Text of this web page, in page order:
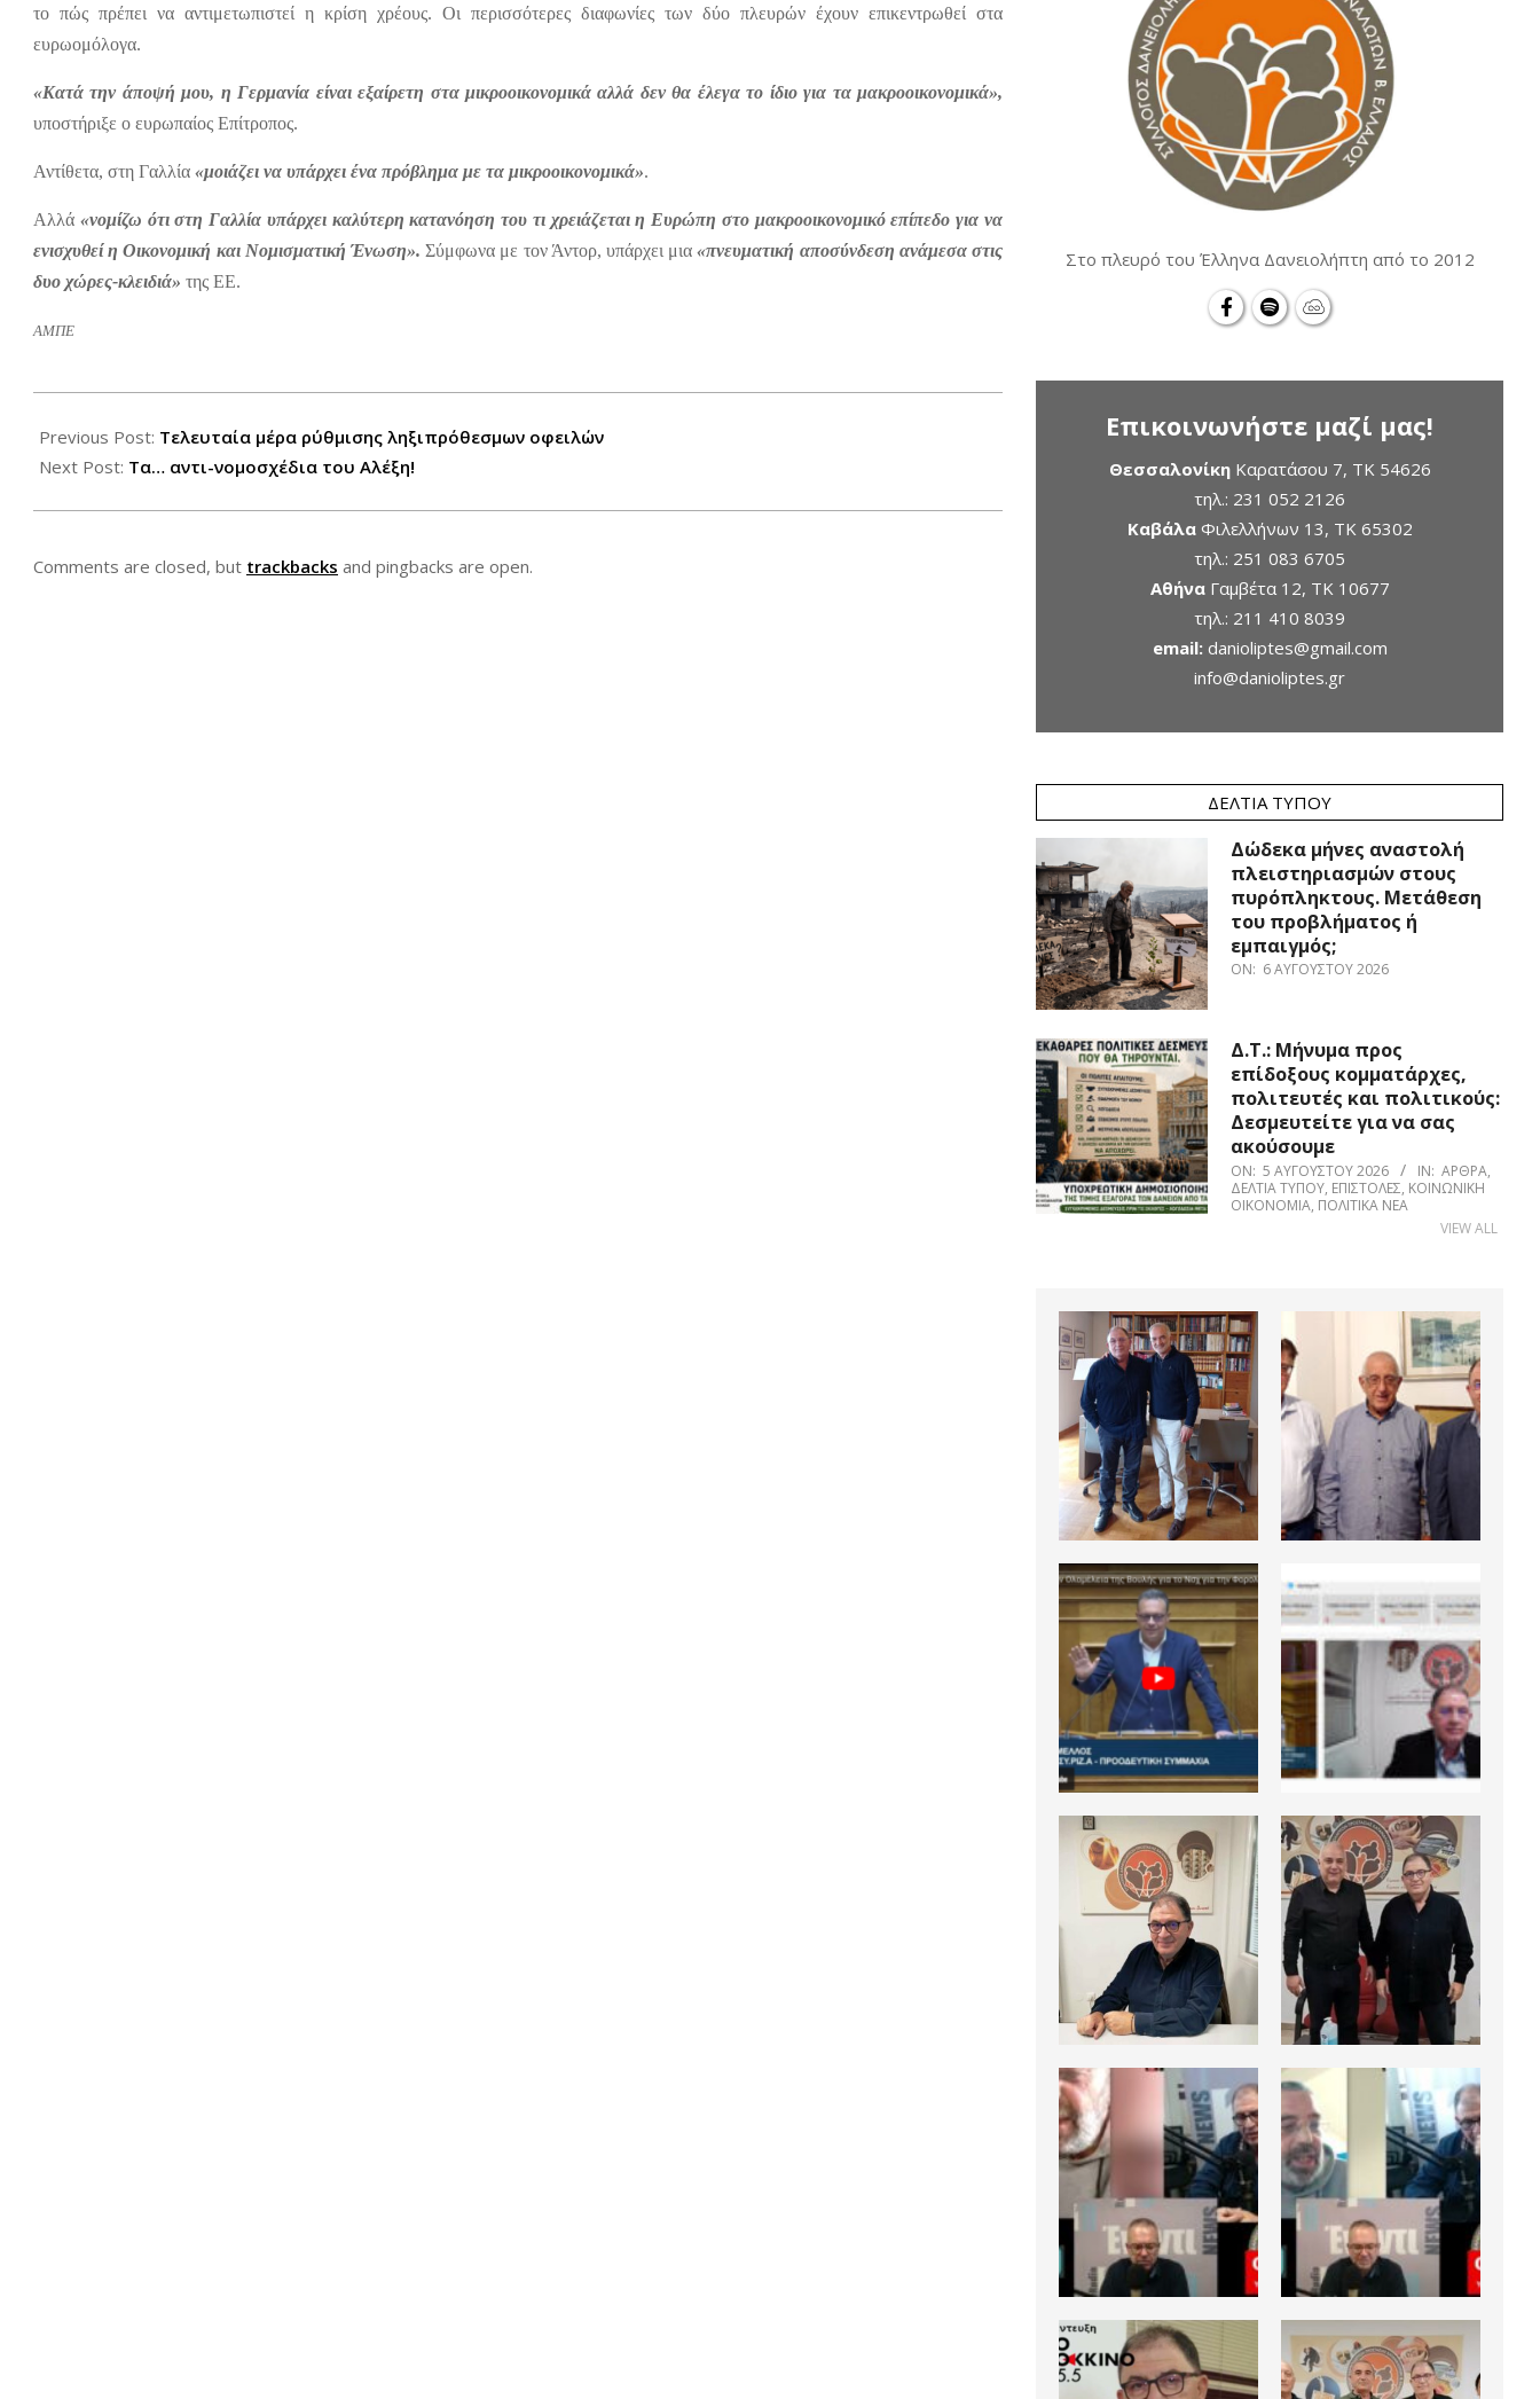
το πώς πρέπει να αντιμετωπιστεί η κρίση χρέους. Οι περισσότερες διαφωνίες των δύο πλευρών έχουν επικεντρωθεί στα
ευρωομόλογα.
«Κατά την άποψή μου, η Γερμανία είναι εξαίρετη στα μικροοικονομικά αλλά δεν θα έλεγα το ίδιο για τα μακροοικονομικά»,
υποστήριξε ο ευρωπαίος Επίτροπος.
Αντίθετα, στη Γαλλία «μοιάζει να υπάρχει ένα πρόβλημα με τα μικροοικονομικά».
Αλλά «νομίζω ότι στη Γαλλία υπάρχει καλύτερη κατανόηση του τι χρειάζεται η Ευρώπη στο μακροοικονομικό επίπεδο για να
ενισχυθεί η Οικονομική και Νομισματική Ένωση». Σύμφωνα με τον Άντορ, υπάρχει μια«πνευματική αποσύνδεση ανάμεσα στις
δυο χώρες-κλειδιά» της ΕΕ.
ΑΜΠΕ
07-
31
Previous Post: Τελευταία μέρα ρύθμισης ληξιπρόθεσμων οφειλών
Next Post: Τα… αντι-νομοσχέδια του Αλέξη!
Comments are closed, but trackbacks and pingbacks are open.
Στο πλευρό του Έλληνα Δανειολήπτη από το 2012
Επικοινωνήστε μαζί μας!
ΘεσσαλονίκηΚαρατάσου 7, TK 54626
τηλ.: 231 052 2126
ΚαβάλαΦιλελλήνων 13, ΤΚ 65302
τηλ.: 251 083 6705
ΑθήναΓαμβέτα 12, ΤΚ 10677
τηλ.: 211 410 8039
email: danioliptes@gmail.com
info@danioliptes.gr
ΔΕΛΤΊΑ ΤΎΠΟΥ
Δώδεκα μήνες αναστολή
πλειστηριασμών στους
πυρόπληκτους. Μετάθεση
του προβλήματος ή
εμπαιγμός;
ON: 6 ΑΥΓΟΎΣΤΟΥ 2026
Δ.Τ.: Μήνυμα προς
επίδοξους κομματάρχες,
πολιτευτές και πολιτικούς:
Δεσμευτείτε για να σας
ακούσουμε
ON: 5 ΑΥΓΟΎΣΤΟΥ 2026 IN: ΆΡΘΡΑ,
ΔΕΛΤΊΑ ΤΎΠΟΥ, ΕΠΙΣΤΟΛΈΣ, ΚΟΙΝΩΝΙΚΉ
ΟΙΚΟΝΟΜΊΑ, ΠΟΛΙΤΙΚΆ ΝΈΑ
VIEW ALL